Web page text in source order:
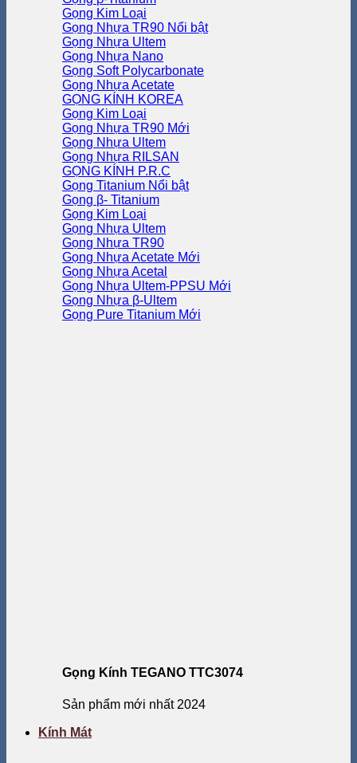
Gọng Kim Loại
Gọng Nhựa TR90
Gọng Nhựa Ultem
Gọng Nhựa Nano
Gọng Soft Polycarbonate
Gọng Nhựa Acetate
GỌNG KÍNH KOREA
Gọng Kim Loại
Gọng Nhựa TR90
Gọng Nhựa Ultem
Gọng Nhựa RILSAN
GỌNG KÍNH P.R.C
Gọng Titanium
Gọng β- Titanium
Gọng Kim Loại
Gọng Nhựa Ultem
Gọng Nhựa TR90
Gọng Nhựa Acetate
Gọng Nhựa Acetal
Gọng Nhựa Ultem-PPSU
Gọng Nhựa β-Ultem
Gọng Pure Titanium
Gọng Kính TEGANO TTC3074
Sản phẩm mới nhất 2024
Kính Mát